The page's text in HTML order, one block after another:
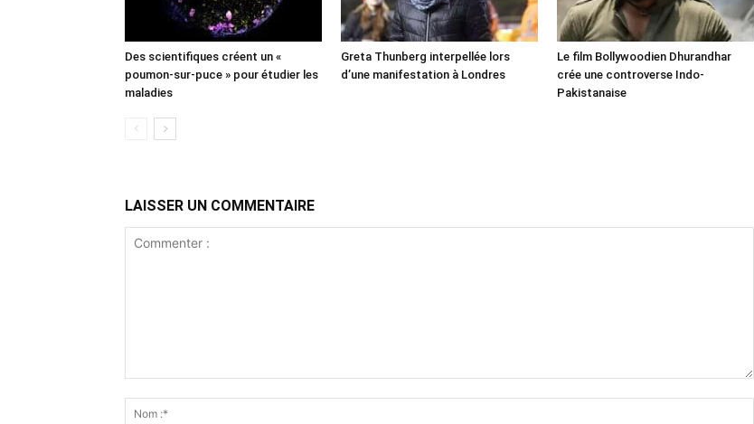
Des scientifiques créent un «
poumon-sur-puce » pour étudier les
maladies
Greta Thunberg interpellée lors
d’une manifestation à Londres
Le film Bollywoodien Dhurandhar
crée une controverse Indo-
Pakistanaise
LAISSER UN COMMENTAIRE